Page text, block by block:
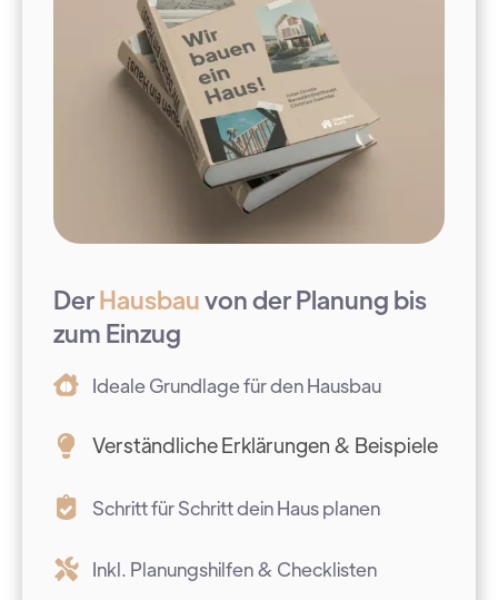
DerHausbauvon der Planung bis
zum Einzug
Ideale Grundlage für den Hausbau
Verständliche Erklärungen & Beispiele
Schritt für Schritt dein Haus planen
Inkl. Planungshilfen & Checklisten